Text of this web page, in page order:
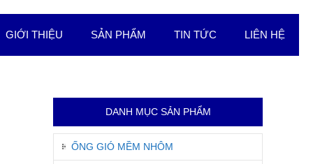
GIỚI THIỆU SẢN PHẨM TIN TỨC LIÊN HỆ
DANH MỤC SẢN PHẨM
ỐNG GIÓ MỀM NHÔM